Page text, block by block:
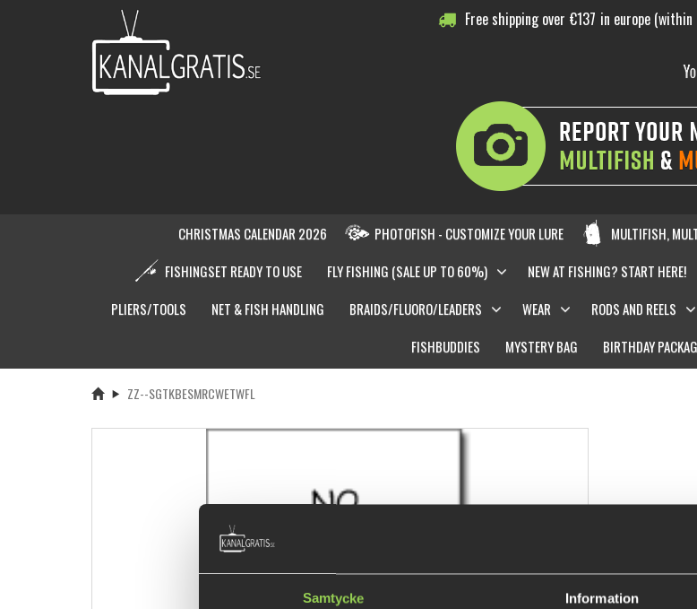
Samtycke Information
Free shipping over €137 in europe (within
CHRISTMAS CALENDAR 2026 PHOTOFISH - CUSTOMIZE YOUR LURE MULTIFISH,
FISHINGSET READY TO USE
FLY FISHING (SALE UP TO 60%) NEW AT FISHING? START HERE!
PLIERS/TOOLS
NET & FISH HANDLING BRAIDS/FLUORO/LEADERS WEAR RODS AND REELS
FISHBUDDIES
MYSTERY BAG BIRTHDAY
ZZ--SGTKBESMRCWETWFL